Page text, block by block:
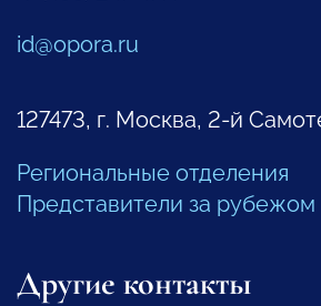
id@opora.ru
127473, г. Москва, 2-й
Региональные отделения
Представители за рубежом
Другие контакты